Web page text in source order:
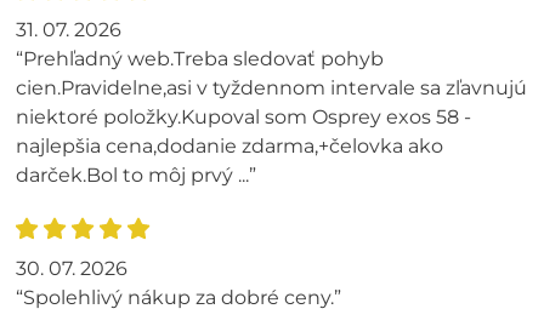
31. 07. 2026
“Prehľadný web.Treba sledovať pohyb
cien.Pravidelne,asi v tyždennom intervale sa zľavnujú
niektoré položky.Kupoval som Osprey exos 58 -
najlepšia cena,dodanie zdarma,+čelovka ako
darček.Bol to môj prvý ...”
30. 07. 2026
“Spolehlivý nákup za dobré ceny.”